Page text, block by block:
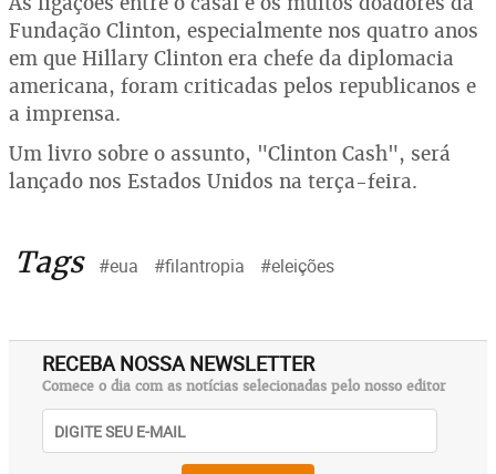
Fundação Clinton, especialmente nos quatro anos
em que Hillary Clinton era chefe da diplomacia
americana, foram criticadas pelos republicanos e
a imprensa.
Um livro sobre o assunto, "Clinton Cash", será
lançado nos Estados Unidos na terça-feira.
Tags #eua #filantropia #eleições
RECEBA NOSSA NEWSLETTER
Comece o dia com as notícias selecionadas pelo nosso editor